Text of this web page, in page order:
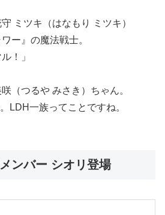
ミツキ（はなもり ミツキ）
ー』の魔法戦士。
！」
（つるや みさき）ちゃん。
LDH一族ってことですね。
ンバー シオリ登場